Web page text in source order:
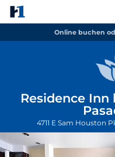
Online buchen
Residence
4711 E Sam Houston